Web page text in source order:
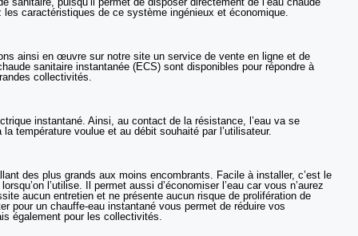
caractéristiques de ce système ingénieux et économique.
ainsi en œuvre sur notre site un service de vente en ligne et de
sanitaire instantanée (ECS) sont disponibles pour répondre à
collectivités.
instantané. Ainsi, au contact de la résistance, l’eau va se
température voulue et au débit souhaité par l’utilisateur.
des plus grands aux moins encombrants. Facile à installer, c’est le
l’utilise. Il permet aussi d’économiser l’eau car vous n’aurez
aucun entretien et ne présente aucun risque de prolifération de
pour un chauffe-eau instantané vous permet de réduire vos
également pour les collectivités.